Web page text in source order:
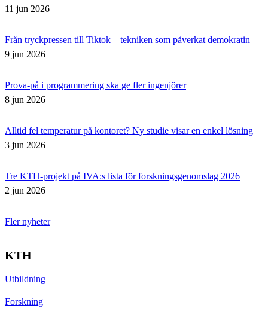
11 jun 2026
Från tryckpressen till Tiktok – tekniken som påverkat demokratin
9 jun 2026
Prova-på i programmering ska ge fler ingenjörer
8 jun 2026
Alltid fel temperatur på kontoret? Ny studie visar en enkel lösning
3 jun 2026
Tre KTH-projekt på IVA:s lista för forskningsgenomslag 2026
2 jun 2026
Fler nyheter
KTH
Utbildning
Forskning